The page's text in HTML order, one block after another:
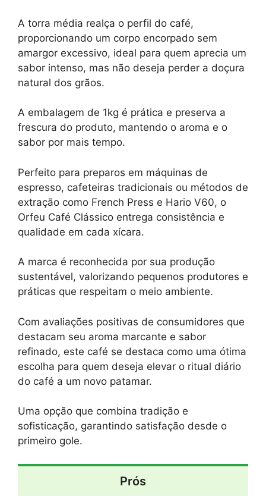
A torra média realça o perfil do café,
proporcionando um corpo encorpado sem
amargor excessivo, ideal para quem aprecia um
sabor intenso, mas não deseja perder a doçura
natural dos grãos.
A embalagem de 1kg é prática e preserva a
frescura do produto, mantendo o aroma e o
sabor por mais tempo.
Perfeito para preparos em máquinas de
espresso, cafeteiras tradicionais ou métodos de
extração como French Press e Hario V60, o
Orfeu Café Clássico entrega consistência e
qualidade em cada xícara.
A marca é reconhecida por sua produção
sustentável, valorizando pequenos produtores e
práticas que respeitam o meio ambiente.
Com avaliações positivas de consumidores que
destacam seu aroma marcante e sabor
refinado, este café se destaca como uma ótima
escolha para quem deseja elevar o ritual diário
do café a um novo patamar.
Uma opção que combina tradição e
sofisticação, garantindo satisfação desde o
primeiro gole.
Prós